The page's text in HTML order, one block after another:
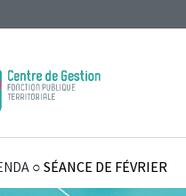
○SÉANCE DE FÉVRIER